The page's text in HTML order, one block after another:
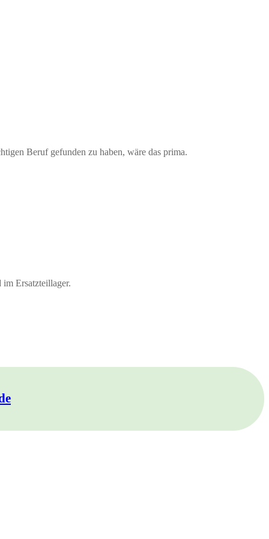
Beruf gefunden zu haben, wäre das prima.
Ersatzteillager.